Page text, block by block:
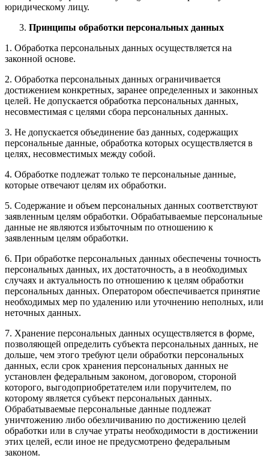
юридическому лицу.
Принципы обработки персональных данных
1. Обработка персональных данных осуществляется на
законной основе.
2. Обработка персональных данных ограничивается
достижением конкретных, заранее определенных и законных
целей. Не допускается обработка персональных данных,
несовместимая с целями сбора персональных данных.
3. Не допускается объединение баз данных, содержащих
персональные данные, обработка которых осуществляется в
целях, несовместимых между собой.
4. Обработке подлежат только те персональные данные,
которые отвечают целям их обработки.
5. Содержание и объем персональных данных соответствуют
заявленным целям обработки. Обрабатываемые персональные
данные не являются избыточным по отношению к
заявленным целям обработки.
6. При обработке персональных данных обеспечены точность
персональных данных, их достаточность, а в необходимых
случаях и актуальность по отношению к целям обработки
персональных данных. Оператором обеспечивается принятие
необходимых мер по удалению или уточнению неполных, или
неточных данных.
7. Хранение персональных данных осуществляется в форме,
позволяющей определить субъекта персональных данных, не
дольше, чем этого требуют цели обработки персональных
данных, если срок хранения персональных данных не
установлен федеральным законом, договором, стороной
которого, выгодоприобретателем или поручителем, по
которому является субъект персональных данных.
Обрабатываемые персональные данные подлежат
уничтожению либо обезличиванию по достижению целей
обработки или в случае утраты необходимости в достижении
этих целей, если иное не предусмотрено федеральным
законом.